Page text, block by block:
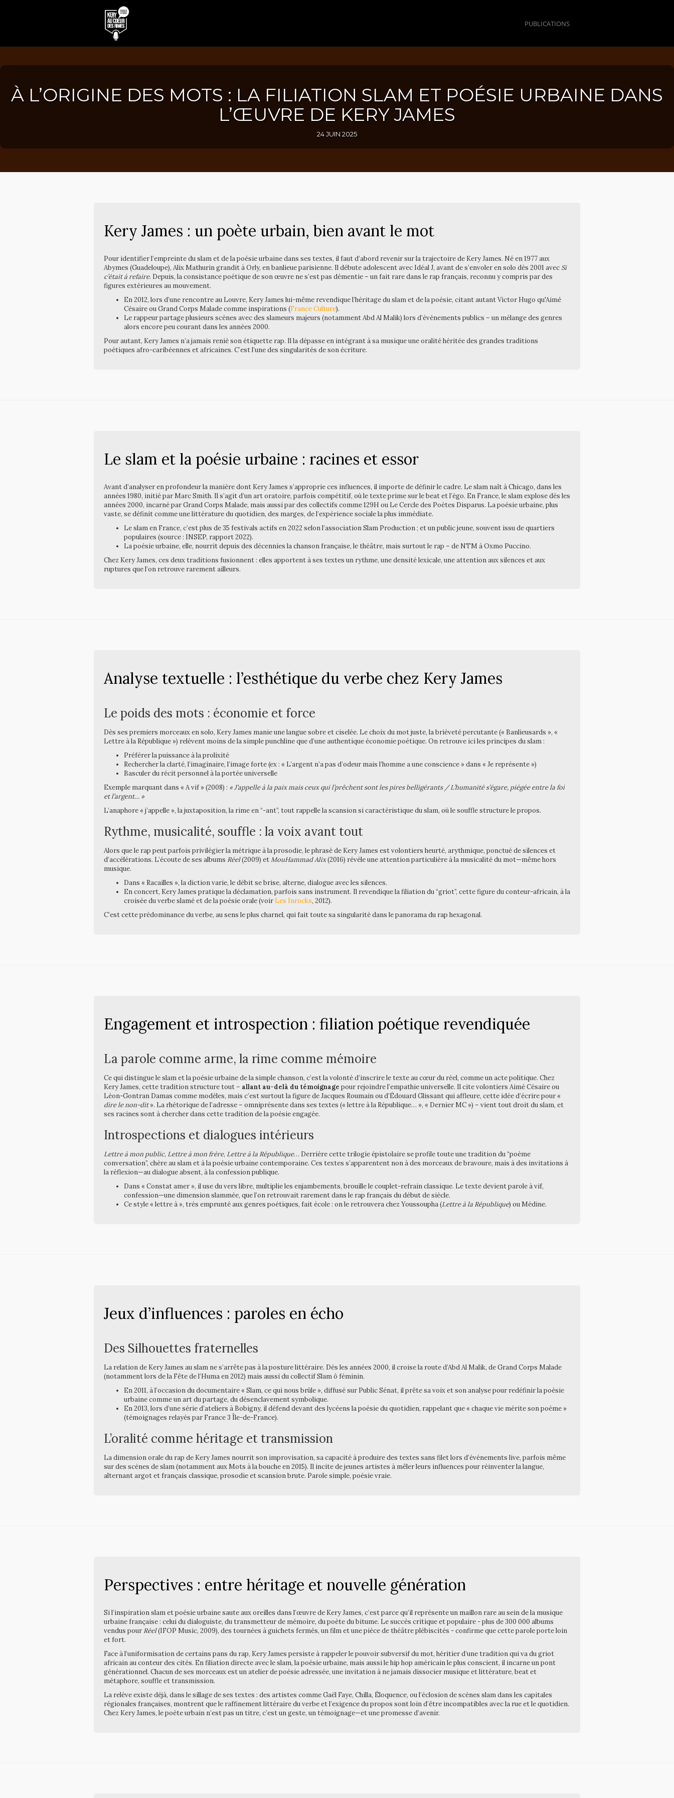
PUBLICATIONS
À L’ORIGINE DES MOTS : LA FILIATION SLAM ET POÉSIE URBAINE DANS
L’ŒUVRE DE KERY JAMES
24 JUIN 2025
Kery James : un poète urbain, bien avant le mot
Pour identifier l’empreinte du slam et de la poésie urbaine dans ses textes, il faut d’abord revenir sur la trajectoire de Kery James. Né en 1977 aux
Abymes (Guadeloupe), Alix Mathurin grandit à Orly, en banlieue parisienne. Il débute adolescent avec Idéal J, avant de s’envoler en solo dès 2001 avec Si
c’était à refaire. Depuis, la consistance poétique de son œuvre ne s’est pas démentie – un fait rare dans le rap français, reconnu y compris par des
figures extérieures au mouvement.
En 2012, lors d’une rencontre au Louvre, Kery James lui-même revendique l’héritage du slam et de la poésie, citant autant Victor Hugo qu'Aimé
Césaire ou Grand Corps Malade comme inspirations (France Culture).
Le rappeur partage plusieurs scènes avec des slameurs majeurs (notamment Abd Al Malik) lors d’événements publics – un mélange des genres
alors encore peu courant dans les années 2000.
Pour autant, Kery James n’a jamais renié son étiquette rap. Il la dépasse en intégrant à sa musique une oralité héritée des grandes traditions
poétiques afro-caribéennes et africaines. C’est l’une des singularités de son écriture.
Le slam et la poésie urbaine : racines et essor
Avant d’analyser en profondeur la manière dont Kery James s’approprie ces influences, il importe de définir le cadre. Le slam naît à Chicago, dans les
années 1980, initié par Marc Smith. Il s’agit d’un art oratoire, parfois compétitif, où le texte prime sur le beat et l’égo. En France, le slam explose dès les
années 2000, incarné par Grand Corps Malade, mais aussi par des collectifs comme 129H ou Le Cercle des Poètes Disparus. La poésie urbaine, plus
vaste, se définit comme une littérature du quotidien, des marges, de l’expérience sociale la plus immédiate.
Le slam en France, c’est plus de 35 festivals actifs en 2022 selon l’association Slam Production ; et un public jeune, souvent issu de quartiers
populaires (source : INSEP, rapport 2022).
La poésie urbaine, elle, nourrit depuis des décennies la chanson française, le théâtre, mais surtout le rap – de NTM à Oxmo Puccino.
Chez Kery James, ces deux traditions fusionnent : elles apportent à ses textes un rythme, une densité lexicale, une attention aux silences et aux
ruptures que l’on retrouve rarement ailleurs.
Analyse textuelle : l’esthétique du verbe chez Kery James
Le poids des mots : économie et force
Dès ses premiers morceaux en solo, Kery James manie une langue sobre et ciselée. Le choix du mot juste, la brièveté percutante (« Banlieusards », «
Lettre à la République ») relèvent moins de la simple punchline que d’une authentique économie poétique. On retrouve ici les principes du slam :
Préférer la puissance à la prolixité
Rechercher la clarté, l’imaginaire, l’image forte (ex : « L’argent n’a pas d’odeur mais l’homme a une conscience » dans « Je représente »)
Basculer du récit personnel à la portée universelle
Exemple marquant dans « A vif » (2008) : « J’appelle à la paix mais ceux qui l’prêchent sont les pires belligérants / L’humanité s’égare, piégée entre la foi
et l’argent… »
L’anaphore « j’appelle », la juxtaposition, la rime en “-ant”, tout rappelle la scansion si caractéristique du slam, où le souffle structure le propos.
Rythme, musicalité, souffle : la voix avant tout
Alors que le rap peut parfois privilégier la métrique à la prosodie, le phrasé de Kery James est volontiers heurté, arythmique, ponctué de silences et
d’accélérations. L’écoute de ses albums Réel(2009) etMouHammad Alix(2016) révèle une attention particulière à la musicalité du mot—même hors
musique.
Dans « Racailles », la diction varie, le débit se brise, alterne, dialogue avec les silences.
En concert, Kery James pratique la déclamation, parfois sans instrument. Il revendique la filiation du “griot”, cette figure du conteur-africain, à la
croisée du verbe slamé et de la poésie orale (voir Les Inrocks, 2012).
C’est cette prédominance du verbe, au sens le plus charnel, qui fait toute sa singularité dans le panorama du rap hexagonal.
Engagement et introspection : filiation poétique revendiquée
La parole comme arme, la rime comme mémoire
Ce qui distingue le slam et la poésie urbaine de la simple chanson, c’est la volonté d’inscrire le texte au cœur du réel, comme un acte politique. Chez
Kery James, cette tradition structure tout – allant au-delà du témoignage pour rejoindre l’empathie universelle. Il cite volontiers Aimé Césaire ou
Léon-Gontran Damas comme modèles, mais c’est surtout la figure de Jacques Roumain ou d’Édouard Glissant qui affleure, cette idée d’écrire pour «
dire le non-dit». La rhétorique de l’adresse – omniprésente dans ses textes (« lettre à la République… », « Dernier MC ») – vient tout droit du slam, et
ses racines sont à chercher dans cette tradition de la poésie engagée.
Introspections et dialogues intérieurs
Lettre à mon public, Lettre à mon frère, Lettre à la République… Derrière cette trilogie épistolaire se profile toute une tradition du “poème
conversation”, chère au slam et à la poésie urbaine contemporaine. Ces textes s’apparentent non à des morceaux de bravoure, mais à des invitations à
la réflexion—au dialogue absent, à la confession publique.
Dans « Constat amer », il use du vers libre, multiplie les enjambements, brouille le couplet-refrain classique. Le texte devient parole à vif,
confession—une dimension slammée, que l’on retrouvait rarement dans le rap français du début de siècle.
Ce style « lettre à », très emprunté aux genres poétiques, fait école : on le retrouvera chez Youssoupha (Lettre à la République) ou Médine.
Jeux d’influences : paroles en écho
Des Silhouettes fraternelles
La relation de Kery James au slam ne s’arrête pas à la posture littéraire. Dès les années 2000, il croise la route d’Abd Al Malik, de Grand Corps Malade
(notamment lors de la Fête de l’Huma en 2012) mais aussi du collectif Slam ô féminin.
En 2011, à l’occasion du documentaire « Slam, ce qui nous brûle », diffusé sur Public Sénat, il prête sa voix et son analyse pour redéfinir la poésie
urbaine comme un art du partage, du désenclavement symbolique.
En 2013, lors d’une série d’ateliers à Bobigny, il défend devant des lycéens la poésie du quotidien, rappelant que « chaque vie mérite son poème »
(témoignages relayés par France 3 Île-de-France).
L’oralité comme héritage et transmission
La dimension orale du rap de Kery James nourrit son improvisation, sa capacité à produire des textes sans filet lors d’événements live, parfois même
sur des scènes de slam (notamment aux Mots à la bouche en 2015). Il incite de jeunes artistes à mêler leurs influences pour réinventer la langue,
alternant argot et français classique, prosodie et scansion brute. Parole simple, poésie vraie.
Perspectives : entre héritage et nouvelle génération
Si l’inspiration slam et poésie urbaine saute aux oreilles dans l’œuvre de Kery James, c’est parce qu’il représente un maillon rare au sein de la musique
urbaine française : celui du dialoguiste, du transmetteur de mémoire, du poète du bitume. Le succès critique et populaire - plus de 300 000 albums
vendus pour Réel(IFOP Music, 2009), des tournées à guichets fermés, un film et une pièce de théâtre plébiscités - confirme que cette parole porte loin
et fort.
Face à l’uniformisation de certains pans du rap, Kery James persiste à rappeler le pouvoir subversif du mot, héritier d’une tradition qui va du griot
africain au conteur des cités. En filiation directe avec le slam, la poésie urbaine, mais aussi le hip hop américain le plus conscient, il incarne un pont
générationnel. Chacun de ses morceaux est un atelier de poésie adressée, une invitation à ne jamais dissocier musique et littérature, beat et
métaphore, souffle et transmission.
La relève existe déjà, dans le sillage de ses textes : des artistes comme Gaël Faye, Chilla, Éloquence, ou l’éclosion de scènes slam dans les capitales
régionales françaises, montrent que le raffinement littéraire du verbe et l’exigence du propos sont loin d’être incompatibles avec la rue et le quotidien.
Chez Kery James, le poète urbain n’est pas un titre, c’est un geste, un témoignage—et une promesse d’avenir.